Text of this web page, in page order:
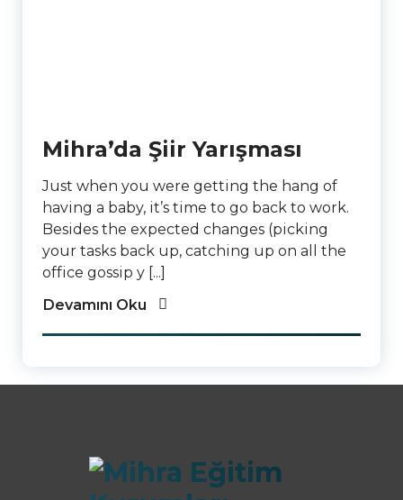
Mihra’da Şiir Yarışması
Just when you were getting the hang of
having a baby, it’s time to go back to work.
Besides the expected changes (picking
your tasks back up, catching up on all the
office gossip y [...]
Devamını Oku